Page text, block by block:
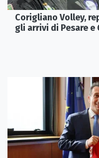
Corigliano Volley,
gli arrivi di Pesare e